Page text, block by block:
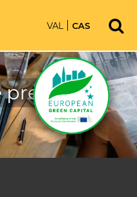
VAL CAS
prensa